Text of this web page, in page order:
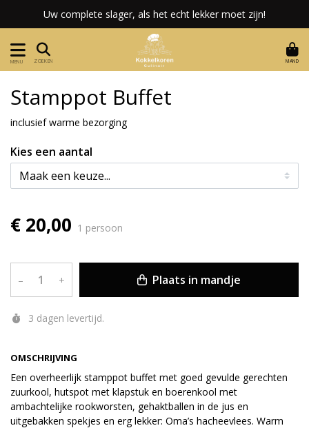
Uw complete slager, als het echt lekker moet zijn!
MENU ZOEKEN MAND
OMSCHRIJVING
Een overheerlijk stamppot buffet met goed gevulde gerechten
zuurkool, hutspot met klapstuk en boerenkool met
ambachtelijke rookworsten, gehaktballen in de jus en
uitgebakken spekjes en erg lekker: Oma’s hacheevlees. Warm
Stamppot Buffet
inclusief warme bezorging
Kies een aantal
€ 20,00 1 persoon
– + Plaats in mandje
3 dagen levertijd.